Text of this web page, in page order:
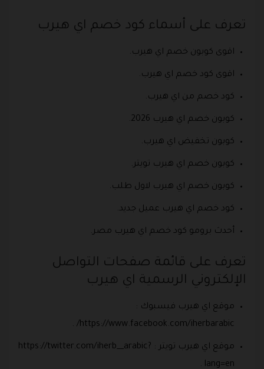
تعرف على أسماء كود خصم اي هيرب
اقوى كوبون خصم اي هيرب.
اقوى كود خصم اي هيرب.
كود خصم من اي هيرب.
كوبون خصم اي هيرب 2026.
كوبون تخفيض اي هيرب.
كوبون خصم اي هيرب تويتر.
كوبون خصم اي هيرب لاول طلب.
كود خصم اي هيرب عميل جديد.
أحدث برومو كود خصم اي هيرب مصر.
تعرف على قائمة صفحات التواصل
الإلكتروني الرسمية اي هيرب
موقع اي هيرب فيسبوك :
https://www.facebook.com/iherbarabic/ .
موقع اي هيرب تويتر : https://twitter.com/iherb__arabic?
lang=en .